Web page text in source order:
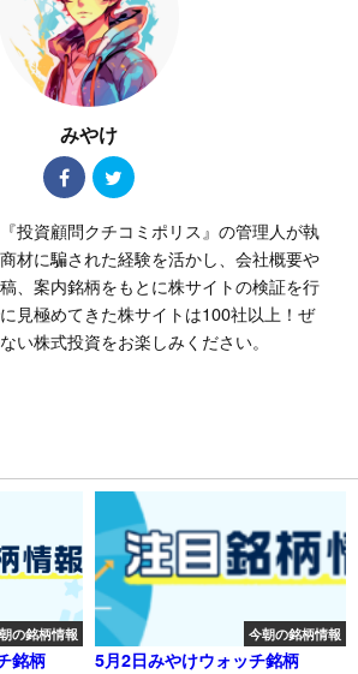
みやけ
投資顧問クチコミポリス』の管理人が執
材に騙された経験を活かし、会社概要や
、案内銘柄をもとに株サイトの検証を行
見極めてきた株サイトは100社以上！ぜ
い株式投資をお楽しみください。
の銘柄情報
銘柄
今朝の銘柄情報
5月2日みやけウォッチ銘柄